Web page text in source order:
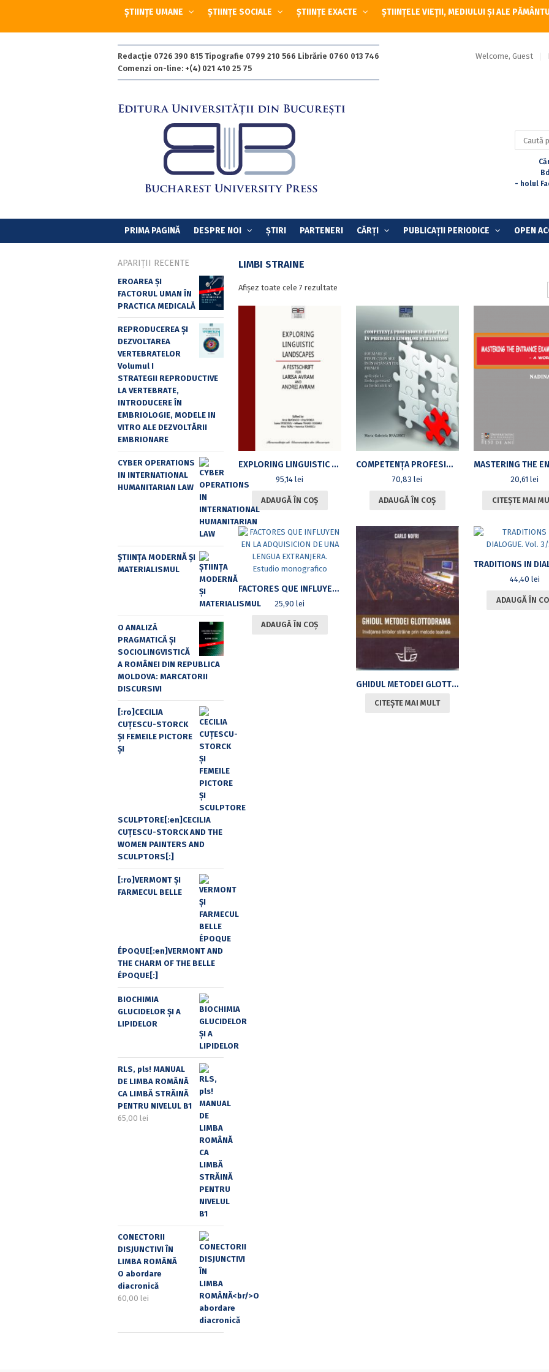
ȘTIINȚE UMANE ȘTIINȚE SOCIALE ȘTIINȚE EXACTE ȘTIINȚELE VIEȚII, MEDIULUI ȘI ALE
Redacție 0726 390 815 Tipografie 0799 210 566 Librărie 0760 013 746
Comenzi on-line: +(4) 021 410 25 75
Welcome, Guest
Caută
după:
- holul
PRIMA PAGINĂ DESPRE NOI ȘTIRI PARTENERI CĂRȚI PUBLICAȚII PERIODICE OPEN
LIMBI STRAINE
Afișez toate cele 7 rezultateSortat
EXPLORING LINGUISTIC LANDSCAPES. A FESTSCHRIFT FOR LARISA AVRAM AND ANDREI AVRAM
95,14lei
ADAUGĂ ÎN COȘ
COMPETENȚA PROFESIONAL-DIDACTICĂ ÎN PREDAREA LIMBILOR STRĂINILOR – FORMARE ȘI PERFECȚIONARE ÎN ÎNVĂȚĂMÂNTUL PRIMAR. APLICAȚIE LA LIMBA GERMANĂ CA LIMBĂ STRĂINĂ
70,83lei
ADAUGĂ ÎN COȘ
20,61lei
CITEȘTE MAI
FACTORES QUE INFLUYEN EN LA ADQUISICION DE UNA LENGUA EXTRANJERA. ESTUDIO MONOGRAFICO
25,90lei
ADAUGĂ ÎN COȘ
GHIDUL METODEI GLOTTODRAMA. ÎNVĂȚAREA LIMBILOR STRĂINE PRIN METODE TEATRALE
CITEȘTE MAI MULT
44,40 lei
ADAUGĂ ÎN
APARIȚII RECENTE
EROAREA ȘI
FACTORUL UMAN ÎN
PRACTICA MEDICALĂ
REPRODUCEREA ȘI
DEZVOLTAREA
VERTEBRATELOR
Volumul I
STRATEGII REPRODUCTIVE
LA VERTEBRATE,
INTRODUCERE ÎN
EMBRIOLOGIE, MODELE IN
VITRO ALE DEZVOLTĂRII
EMBRIONARE
CYBER OPERATIONS
IN INTERNATIONAL
HUMANITARIAN LAW
ȘTIINȚA MODERNĂ ȘI
MATERIALISMUL
O ANALIZĂ
PRAGMATICĂ ȘI
SOCIOLINGVISTICĂ
A ROMÂNEI DIN REPUBLICA
MOLDOVA: MARCATORII
DISCURSIVI
[:ro]CECILIA
CUŢESCU-STORCK
ŞI FEMEILE PICTORE
ŞI
SCULPTORE[:en]CECILIA
CUŢESCU-STORCK AND THE
WOMEN PAINTERS AND
SCULPTORS[:]
[:ro]VERMONT ȘI
FARMECUL BELLE
ÉPOQUE[:en]VERMONT AND
THE CHARM OF THE BELLE
ÉPOQUE[:]
BIOCHIMIA
GLUCIDELOR ȘI A
LIPIDELOR
RLS, pls! MANUAL
DE LIMBA ROMÂNĂ
CA LIMBĂ STRĂINĂ
PENTRU NIVELUL B1
65,00 lei
CONECTORII
DISJUNCTIVI ÎN
LIMBA ROMÂNĂ
O abordare
diacronică
60,00 lei